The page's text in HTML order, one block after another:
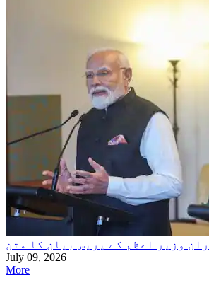
وزیر اعظم کے پریس بیان کا متن
July 09, 2026
More